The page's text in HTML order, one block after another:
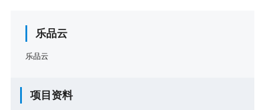
乐品云
乐品云
项目资料